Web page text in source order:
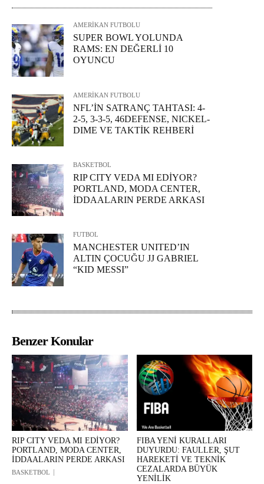
AMERİKAN FUTBOLU
SUPER BOWL YOLUNDA
RAMS: EN DEĞERLİ 10
OYUNCU
AMERİKAN FUTBOLU
NFL’İN SATRANÇ TAHTASI: 4-
2-5, 3-3-5, 46DEFENSE, NICKEL-
DIME VE TAKTİK REHBERİ
BASKETBOL
RIP CITY VEDA MI EDİYOR?
PORTLAND, MODA CENTER,
İDDAALARIN PERDE ARKASI
FUTBOL
MANCHESTER UNITED’IN
ALTIN ÇOCUĞU JJ GABRIEL
“KID MESSI”
Benzer Konular
RIP CITY VEDA MI EDİYOR?
PORTLAND, MODA CENTER,
İDDAALARIN PERDE ARKASI
BASKETBOL
FIBA YENİ KURALLARI
DUYURDU: FAULLER, ŞUT
HAREKETİ VE TEKNİK
CEZALARDA BÜYÜK
YENİLİK